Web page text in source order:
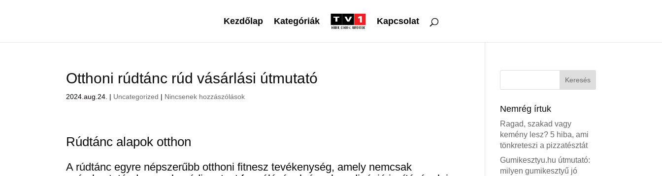
Kezdőlap Kategóriák Kapcsolat
Otthoni rúdtánc rúd vásárlási útmutató
2024.aug.24. | Uncategorized | Nincsenek hozzászólások
Rúdtánc alapok otthon
A rúdtánc egyre népszerűbb otthoni fitnesz tevékenység, amely nemcsak
Nemrég írtuk
Ragad, szakad vagy
kemény lesz? 5 hiba, ami
tönkreteszi a pizzatésztát
Gumikesztyu.hu útmutató:
milyen gumikesztyű jó